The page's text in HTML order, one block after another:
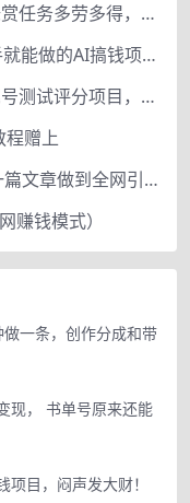
赏帮赚悬赏奖励到账200元，悬赏任务多劳多得，人人可做。
上架2小时收入630+，只要有手就能做的AI搞钱项目，奶奶看完都能学会!
《188个赚钱项目-180》手机尾号测试评分项目，短视频直播日赚200+
程赠上
网创公众号个人ip项目，仅用一篇文章做到全网引流！
赚钱模式）
一条，创作分成和带
现， 书单号原来还能
目，闷声发大财！